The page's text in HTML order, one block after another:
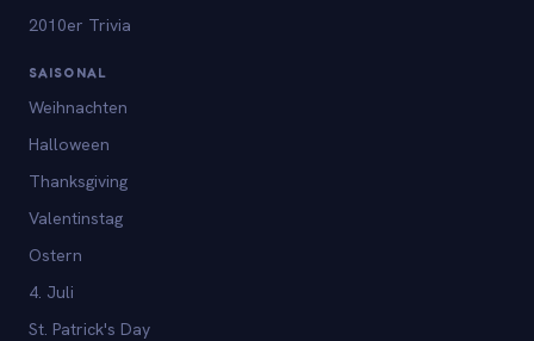
2010er Trivia
SAISONAL
Weihnachten
Halloween
Thanksgiving
Valentinstag
Ostern
4. Juli
St. Patrick's Day